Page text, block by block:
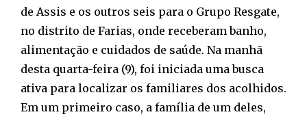
de Assis e os outros seis para o Grupo Resgate,
no distrito de Farias, onde receberam banho,
alimentação e cuidados de saúde. Na manhã
desta quarta-feira (9), foi iniciada uma busca
ativa para localizar os familiares dos acolhidos.
Em um primeiro caso, a família de um deles,